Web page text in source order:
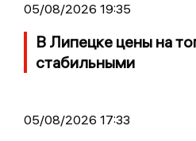
05/08/2026 19:35
В Липецке цены на
стабильными
05/08/2026 17:33